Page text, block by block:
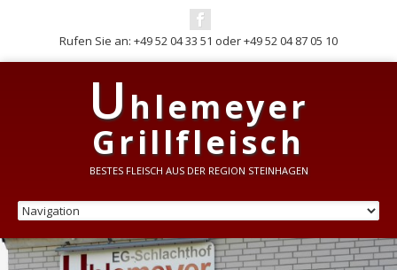
Rufen Sie an: +49 52 04 33 51 oder +49 52 04 87 05 10
U hlemeyer
Grillfleisch
BESTES FLEISCH AUS DER REGION STEINHAGEN
Grillsteaks
Grillfleisch